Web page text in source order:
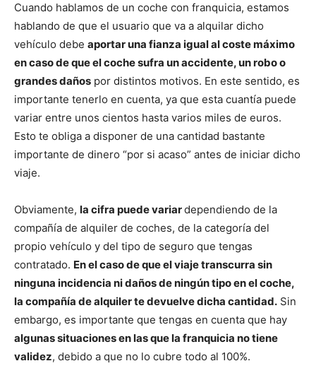
Cuando hablamos de un coche con franquicia, estamos
hablando de que el usuario que va a alquilar dicho
vehículo debe aportar una fianza igual al coste máximo
en caso de que el coche sufra un accidente, un robo o
grandes daños por distintos motivos. En este sentido, es
importante tenerlo en cuenta, ya que esta cuantía puede
variar entre unos cientos hasta varios miles de euros.
Esto te obliga a disponer de una cantidad bastante
importante de dinero “por si acaso” antes de iniciar dicho
viaje.
Obviamente, la cifra puede variardependiendo de la
compañía de alquiler de coches, de la categoría del
propio vehículo y del tipo de seguro que tengas
contratado. En el caso de que el viaje transcurra sin
ninguna incidencia ni daños de ningún tipo en el coche,
la compañía de alquiler te devuelve dicha cantidad. Sin
embargo, es importante que tengas en cuenta que hay
algunas situaciones en las que la franquicia no tiene
validez, debido a que no lo cubre todo al 100%.